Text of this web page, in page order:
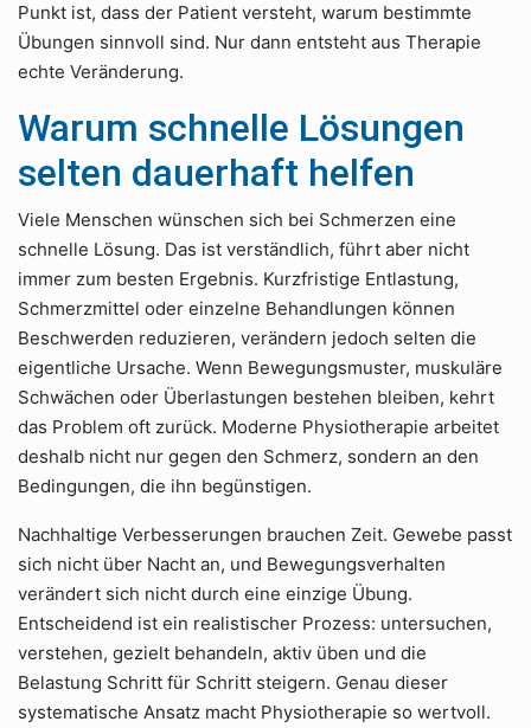
Punkt ist, dass der Patient versteht, warum bestimmte
Übungen sinnvoll sind. Nur dann entsteht aus Therapie
echte Veränderung.
Warum schnelle Lösungen
selten dauerhaft helfen
Viele Menschen wünschen sich bei Schmerzen eine
schnelle Lösung. Das ist verständlich, führt aber nicht
immer zum besten Ergebnis. Kurzfristige Entlastung,
Schmerzmittel oder einzelne Behandlungen können
Beschwerden reduzieren, verändern jedoch selten die
eigentliche Ursache. Wenn Bewegungsmuster, muskuläre
Schwächen oder Überlastungen bestehen bleiben, kehrt
das Problem oft zurück. Moderne Physiotherapie arbeitet
deshalb nicht nur gegen den Schmerz, sondern an den
Bedingungen, die ihn begünstigen.
Nachhaltige Verbesserungen brauchen Zeit. Gewebe passt
sich nicht über Nacht an, und Bewegungsverhalten
verändert sich nicht durch eine einzige Übung.
Entscheidend ist ein realistischer Prozess: untersuchen,
verstehen, gezielt behandeln, aktiv üben und die
Belastung Schritt für Schritt steigern. Genau dieser
systematische Ansatz macht Physiotherapie so wertvoll.